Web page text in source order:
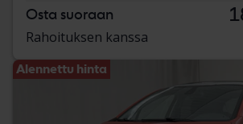
Osta suoraan
Rahoituksen kanssa
Alennettu hinta